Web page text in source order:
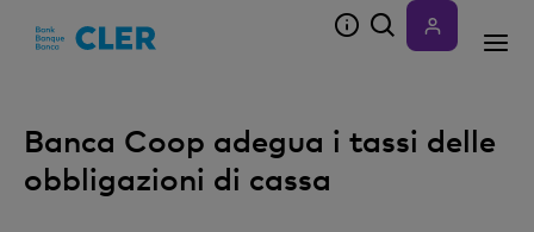
Banca Coop adegua i tassi delle
obbligazioni di cassa